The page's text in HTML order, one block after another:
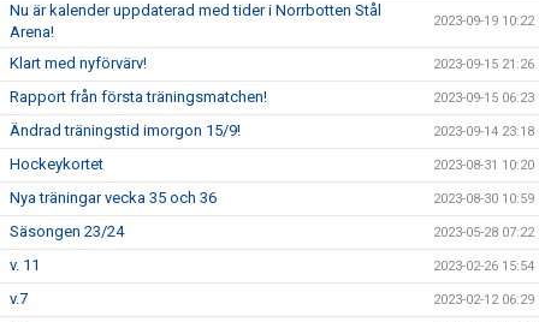
Nu är kalender uppdaterad med tider i Norrbotten Stål
Arena!
2023-09-19 10:22
Klart med nyförvärv! 2023-09-15 21:26
Rapport från första träningsmatchen! 2023-09-15 06:23
Ändrad träningstid imorgon 15/9! 2023-09-14 23:18
Hockeykortet 2023-08-31 10:20
Nya träningar vecka 35 och 36 2023-08-30 10:59
Säsongen 23/24 2023-05-28 07:22
v. 11 2023-02-26 15:54
v.7 2023-02-12 06:29